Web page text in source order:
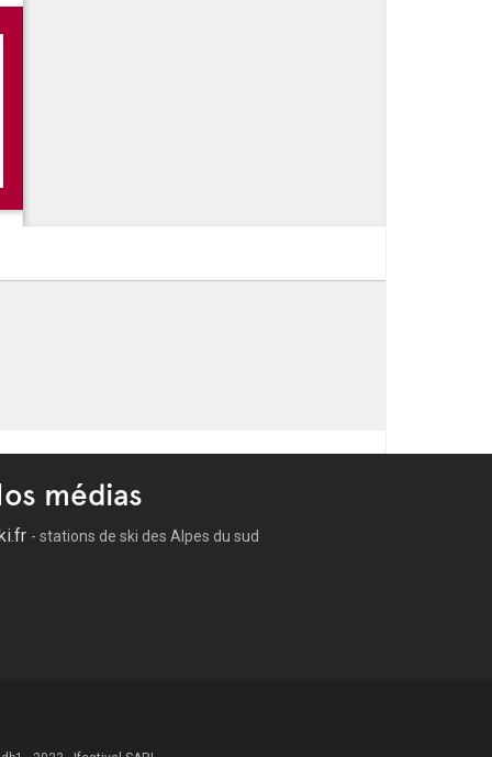
médias
- stations de ski des Alpes du sud